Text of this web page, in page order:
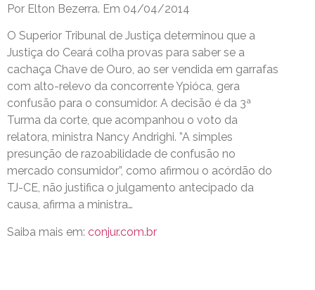
Por Elton Bezerra. Em 04/04/2014
O Superior Tribunal de Justiça determinou que a
Justiça do Ceará colha provas para saber se a
cachaça Chave de Ouro, ao ser vendida em garrafas
com alto-relevo da concorrente Ypióca, gera
confusão para o consumidor. A decisão é da 3ª
Turma da corte, que acompanhou o voto da
relatora, ministra Nancy Andrighi. ”A simples
presunção de razoabilidade de confusão no
mercado consumidor”, como afirmou o acórdão do
TJ-CE, não justifica o julgamento antecipado da
causa, afirma a ministra…
Saiba mais em: conjur.com.br